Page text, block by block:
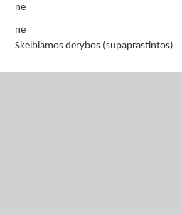
ne
ne
Skelbiamos derybos (supaprastintos)